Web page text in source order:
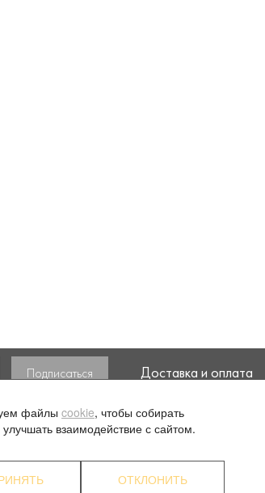
моих
Доставка и оплата
О компании
файлы cookie, чтобы собирать
улучшать взаимодействие с сайтом.
ОТКЛОНИТЬ